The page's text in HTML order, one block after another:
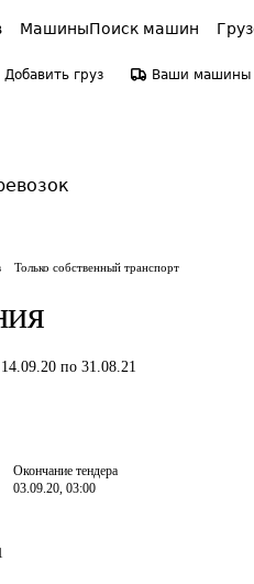
МашиныПоиск машин
Добавить груз Ваши машины
Только собственный транспорт
по 31.08.21
Окончание тендера
03.09.20, 03:00